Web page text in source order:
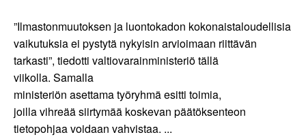
”Ilmastonmuutoksen ja luontokadon kokonaistaloudellisia
vaikutuksia ei pystytä nykyisin arvioimaan riittävän
tarkasti”, tiedotti valtiovarainministeriö tällä
viikolla. Samalla
ministeriön asettama työryhmä esitti toimia,
joilla vihreää siirtymää koskevan päätöksenteon
tietopohjaa voidaan vahvistaa. ...